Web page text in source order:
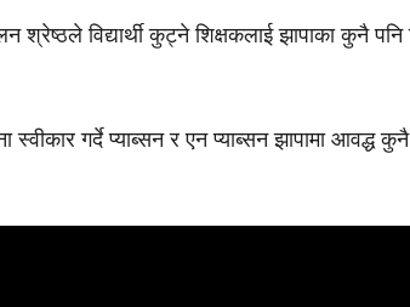
श्रेष्ठले विद्यार्थी कुट्ने शिक्षकलाई झापाका कुनै पनि
गर्दे प्याब्सन र एन प्याब्सन झापामा आवद्ध कुनै